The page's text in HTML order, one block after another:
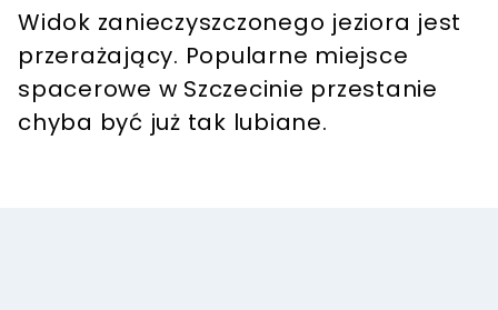
Widok zanieczyszczonego jeziora jest
przerażający. Popularne miejsce
spacerowe w Szczecinie przestanie
chyba być już tak lubiane.